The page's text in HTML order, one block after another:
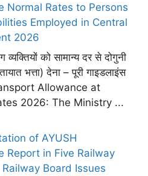
Normal Rates to Persons
Employed in Central
2026
व्यक्तियों को सामान्य दर से दोगुनी
भत्ता) देना – पूरी गाइडलाइंस
Allowance at
2026: The Ministry ...
of AYUSH
Report in Five Railway
Board Issues